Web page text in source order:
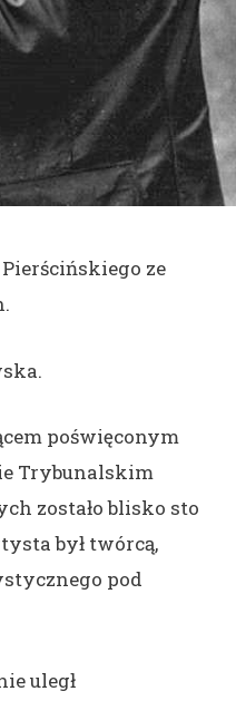
Pierścińskiego ze
poświęconym
Trybunalskim
zostało blisko sto
był twórcą,
pod
uległ